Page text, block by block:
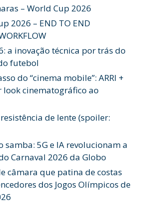
– World Cup 2026
2026 – END TO END
a inovação técnica por trás do
futebol
do “cinema mobile”: ARRI +
look cinematográfico ao
de lente (spoiler:
samba: 5G e IA revolucionam a
Carnaval 2026 da Globo
câmara que patina de costas
dos Jogos Olímpicos de